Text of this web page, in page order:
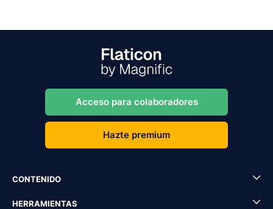
Acceso para colaboradores
Hazte premium
CONTENIDO
HERRAMIENTAS